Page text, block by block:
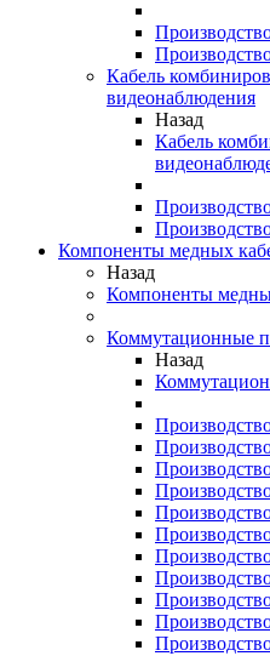
Кабель
видеонаблюдения
Назад
Кабель
Компоненты медных
Назад
Компоненты
Коммутационные
Назад